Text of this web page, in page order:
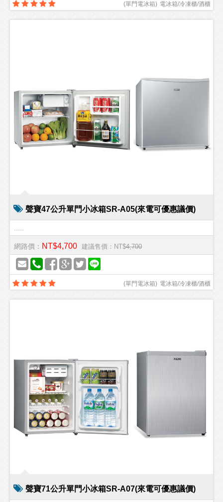
電冰箱/冷凍櫃/酒櫃
(單門電冰箱)
聲寶47公升單門小冰箱SR-A05(來電可優惠議價)
網路價： NT$4,700 建議售價：NT$4,700
電冰箱/冷凍櫃/酒櫃
(單門電冰箱)
聲寶71公升單門小冰箱SR-A07(來電可優惠議價)